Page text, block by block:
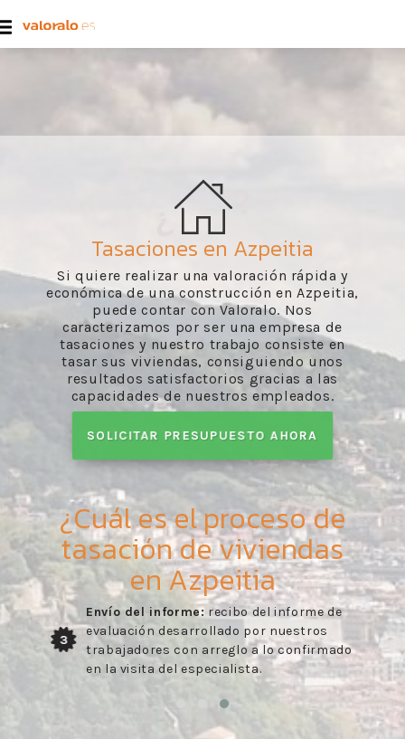
Tasaciones en Azpeitia
Si quiere realizar una valoración rápida y
económica de una construcción en Azpeitia,
puede contar con Valoralo. Nos
caracterizamos por ser una empresa de
tasaciones y nuestro trabajo consiste en
tasar sus viviendas, consiguiendo unos
resultados satisfactorios gracias a las
capacidades de nuestros empleados.
SOLICITAR PRESUPUESTO AHORA
¿Cuál es el proceso de
tasación de viviendas
en Azpeitia
3
Envío del informe:recibo del informe de
evaluación desarrollado por nuestros
trabajadores con arreglo a lo confirmado
en la visita del especialista.